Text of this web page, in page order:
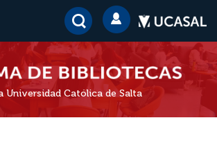
Universidad Católica de Salta